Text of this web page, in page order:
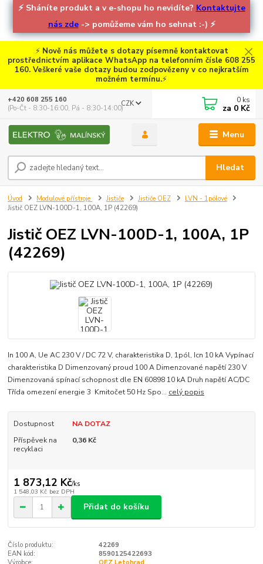
⚡ Sháníte produkt a v e-shopu ho nevidíte? Kontaktujte
nás zde-> pomůžeme vám ho sehnat :-) ⚡
⚡ Nově nás můžete s dotazy písemně kontaktovat
prostřednictvím aplikace WhatsApp na telefonním čísle 608 255
160. Veškeré vaše dotazy budou zodpovězeny v co nejkratším
možném termínu.⚡
Menu
CZK
Hledat
+420 608 255 160
(Po-Čt - 8:30-16:00, Pá - 8:30-14:00)
0 ks
za 0 Kč
Úvod Modulové přístroje Jističe Jističe OEZ
LVN - 1pólové
Jistič OEZ LVN-100D-1, 100A, 1P (42269)
Jistič OEZ LVN-100D-1, 100A, 1P
(42269)
In 100 A, Ue AC 230 V / DC 72 V, charakteristika D, 1pól, Icn 10 kA Vypínací
charakteristika D Dimenzovaný proud 100 A Dimenzované napětí 230 V
Dimenzovaná spínací schopnost dle EN 60898 10 kA Druh napětí AC/DC
Třída omezení energie 3 Kmitočet 50 Hz Spo... celý popis
Dostupnost
NA DOTAZ
Příspěvek na
recyklaci
0,36 Kč
1 873,12 Kč/ks
1 548,03 Kč bez DPH
Přidat do košíku
Číslo produktu:
42269
EAN kód:
8590125422693